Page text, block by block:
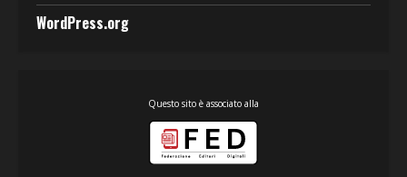
WordPress.org
Questo sito è associato alla